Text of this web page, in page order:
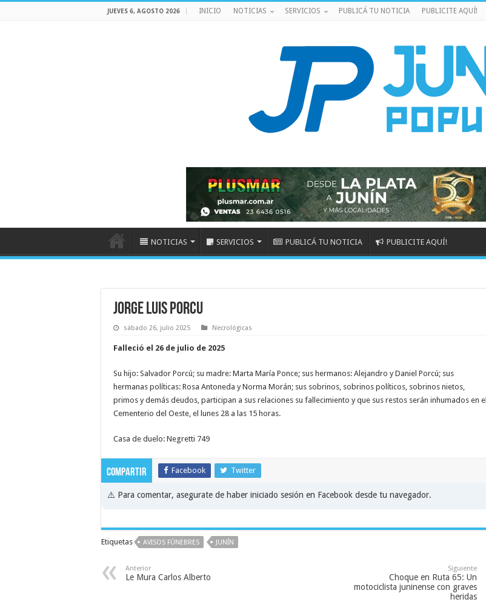
JUEVES 6, AGOSTO 2026 INICIO NOTICIAS SERVICIOS PUBLICÁ TU NOTICIA PUBLICITE AQUÍ!
NOTICIAS SERVICIOS PUBLICÁ TU NOTICIA PUBLICITE AQUÍ!
Jorge Luis Porcu
sábado 26, julio 2025 Necrológicas
Falleció el 26 de julio de 2025
Su hijo: Salvador Porcú; su madre: Marta María Ponce; sus hermanos: Alejandro y Daniel Porcú; sus
hermanas políticas: Rosa Antoneda y Norma Morán; sus sobrinos, sobrinos políticos, sobrinos nietos,
primos y demás deudos, participan a sus relaciones su fallecimiento y que sus restos serán inhumados en el
Cementerio del Oeste, el lunes 28 a las 15 horas.
Casa de duelo: Negretti 749
Compartir Facebook Twitter
⚠️ Para comentar, asegurate de haber iniciado sesión en Facebook desde tu navegador.
Etiquetas AVISOS FÚNEBRES JUNÍN
Anterior
Le Mura Carlos Alberto
Siguiente
Choque en Ruta 65: Un
motociclista juninense con graves
heridas